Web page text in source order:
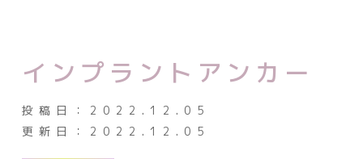
診療時間・アクセス
お知らせ一覧
インプラントアンカー
投稿日： 2022.12.05
更新日： 2022.12.05